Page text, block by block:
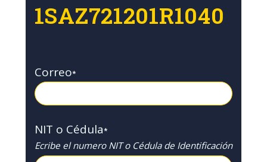
1SAZ721201R1040
Correo*
NIT o Cédula*
Ecribe el numero NIT o Cédula de Identificación